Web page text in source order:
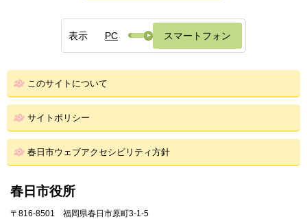
表示 PC スマートフォン
このサイトについて
サイトポリシー
春日市ウェブアクセシビリティ方針
春日市役所
〒816-8501 福岡県春日市原町3-1-5